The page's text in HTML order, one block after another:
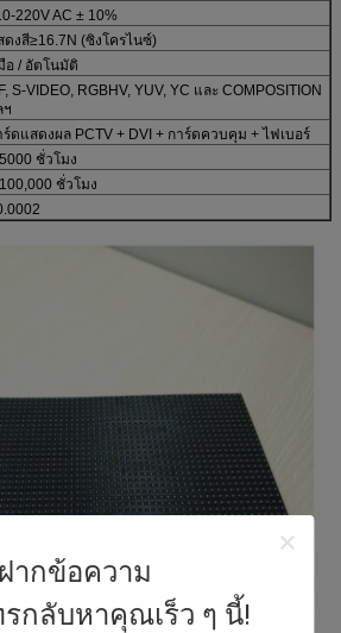
ฝากข้อความ
รกลับหาคุณเร็ว ๆ นี้!
220V AC ± 10%
ดงสี≥16.7N (ซิงโครไนซ์)
อ / อัตโนมัติ
S-VIDEO, RGBHV, YUV, YC และ COMPOSITION
ฯ
ร์ดแสดงผล PCTV + DVI + การ์ดควบคุม + ไฟเบอร์
ชั่วโมง
ชั่วโมง